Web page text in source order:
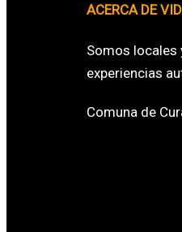
ACERCA DE
Somos locales
experiencias
Comuna de